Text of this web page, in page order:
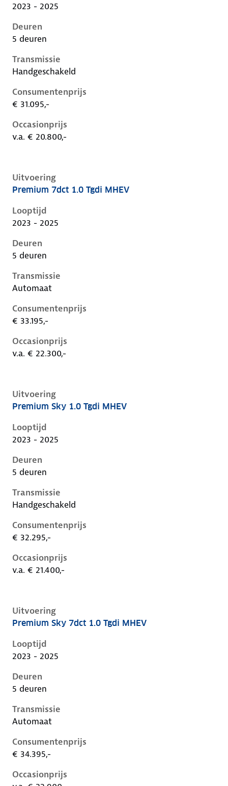
2023 - 2025
Deuren
5 deuren
Transmissie
Handgeschakeld
Consumentenprijs
€ 31.095,-
Occasionprijs
v.a. € 20.800,-
Uitvoering
Hyundai I20 iii-1e-facelift, 1.0 tgdi mhev, 74 kW,
Premium 7dct 1.0 Tgdi MHEV
Looptijd
2023 - 2025
Deuren
5 deuren
Transmissie
Automaat
Consumentenprijs
€ 33.195,-
Occasionprijs
v.a. € 22.300,-
Uitvoering
Hyundai I20 iii-1e-facelift, 1.0 tgdi mhev, 74 kW,
Premium Sky 1.0 Tgdi MHEV
Looptijd
2023 - 2025
Deuren
5 deuren
Transmissie
Handgeschakeld
Consumentenprijs
€ 32.295,-
Occasionprijs
v.a. € 21.400,-
Uitvoering
Hyundai I20 iii-1e-facelift, 1.0 tgdi mhev, 74 kW,
Premium Sky 7dct 1.0 Tgdi MHEV
Looptijd
2023 - 2025
Deuren
5 deuren
Transmissie
Automaat
Consumentenprijs
€ 34.395,-
Occasionprijs